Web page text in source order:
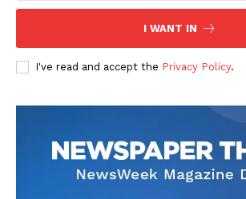
I WANT IN
I've read and accept the Privacy Policy.